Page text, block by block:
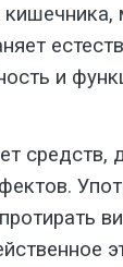
кишечни­ка,
и
средств,